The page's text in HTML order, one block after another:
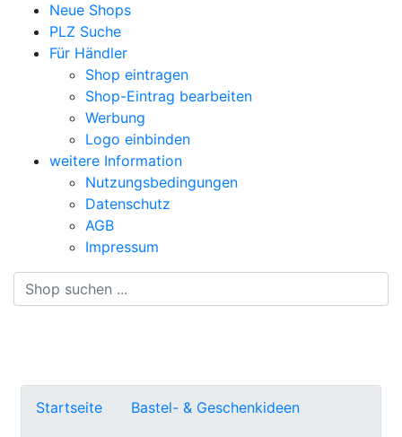
Neue Shops
PLZ Suche
Für Händler
Shop eintragen
Shop-Eintrag bearbeiten
Werbung
Logo einbinden
weitere Information
Nutzungsbedingungen
Datenschutz
AGB
Impressum
Startseite
Bastel- & Geschenkideen